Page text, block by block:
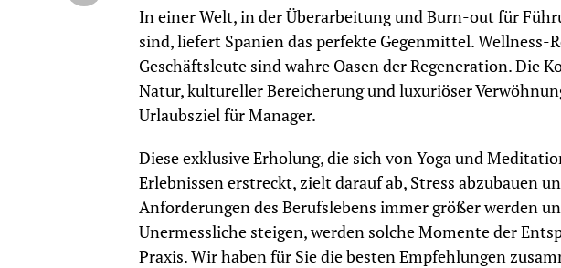
In einer Welt, in der Überarbeitung und Burn-out für
sind, liefert Spanien das perfekte Gegenmittel. Wellness-
Geschäftsleute sind wahre Oasen der Regeneration. Die
Natur, kultureller Bereicherung und luxuriöser
Urlaubsziel für Manager.
Diese exklusive Erholung, die sich von Yoga und
Erlebnissen erstreckt, zielt darauf ab, Stress abzubauen
Anforderungen des Berufslebens immer größer werden
Unermessliche steigen, werden solche Momente der
Praxis. Wir haben für Sie die besten Empfehlungen